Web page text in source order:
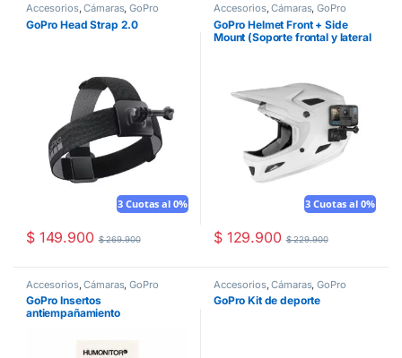
Accesorios,Cámaras,GoPro
GoPro Head Strap 2.0
3 Cuotas al 0%
$149.900 $269.900
Accesorios,Cámaras,GoPro
GoPro Helmet Front + Side
Mount (Soporte frontal y lateral
3 Cuotas al 0%
$129.900 $229.900
Accesorios,Cámaras,GoPro
GoPro Insertos
antiempañamiento
Accesorios,Cámaras,GoPro
GoPro Kit de deporte